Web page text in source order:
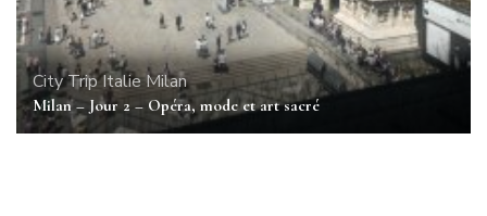
City TripItalieMilan
Milan – Jour 2 – Opéra, mode et art sacré